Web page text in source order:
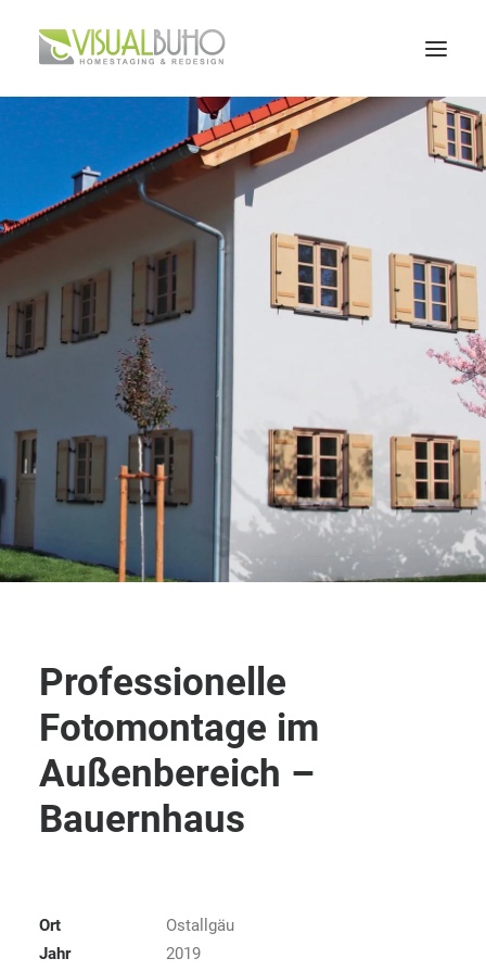
Leistungen
Portfolio
Kontakt
BOOK A FREE CALL
Professionelle
Fotomontage im
Außenbereich –
Bauernhaus
Ort
Ostallgäu
Jahr
2019